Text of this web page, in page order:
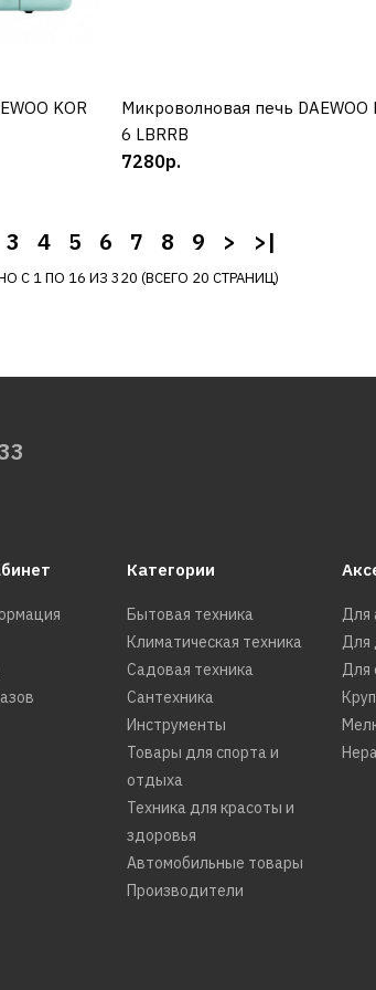
DAEWOO ELECTRONICS
5a17b
13590р.
21190р.
КУПИТЬ
ДОБАВИТЬ К СРАВНЕНИЮ
ДОБАВИТЬ В ПОЖЕЛАНИЯ
Микроволновая печь
DAEWOO ELECTRONICS
KOR
КУПИТЬ
Микроволновая печь DAEWOO
6 LBRRB
7280р.
3 4 5 6 7 8 9 > >|
С 1 ПО 16 ИЗ 320 (ВСЕГО 20 СТРАНИЦ)
Категории
Бытовая техника
Климатическая техника
Садовая техника
Сантехника
Инструменты
Товары для спорта и
отдыха
Техника для красоты и
здоровья
Автомобильные товары
Производители
Для
Для
Для